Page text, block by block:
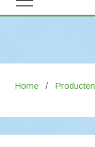
Home / Producten